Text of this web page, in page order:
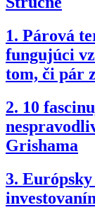
1. Párová
fungujúci
tom, či pár
2. 10
Grishama
3. Európsky